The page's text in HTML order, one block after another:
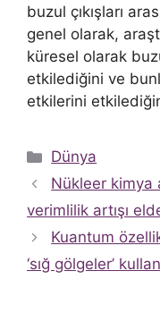
buzul çıkışları
genel olarak,
küresel olarak
etkilediğini ve
etkilerini
Kategoriler
Dünya
Nükleer kimya
verimlilik artışı
Kuantum
‘sığ gölgeler’